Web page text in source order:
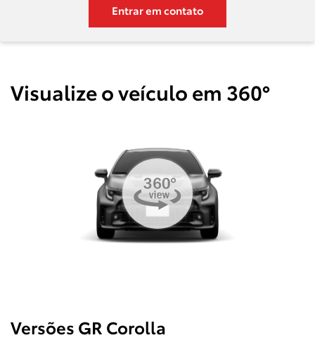
Entrar em contato
Visualize o veículo em 360°
Versões GR Corolla